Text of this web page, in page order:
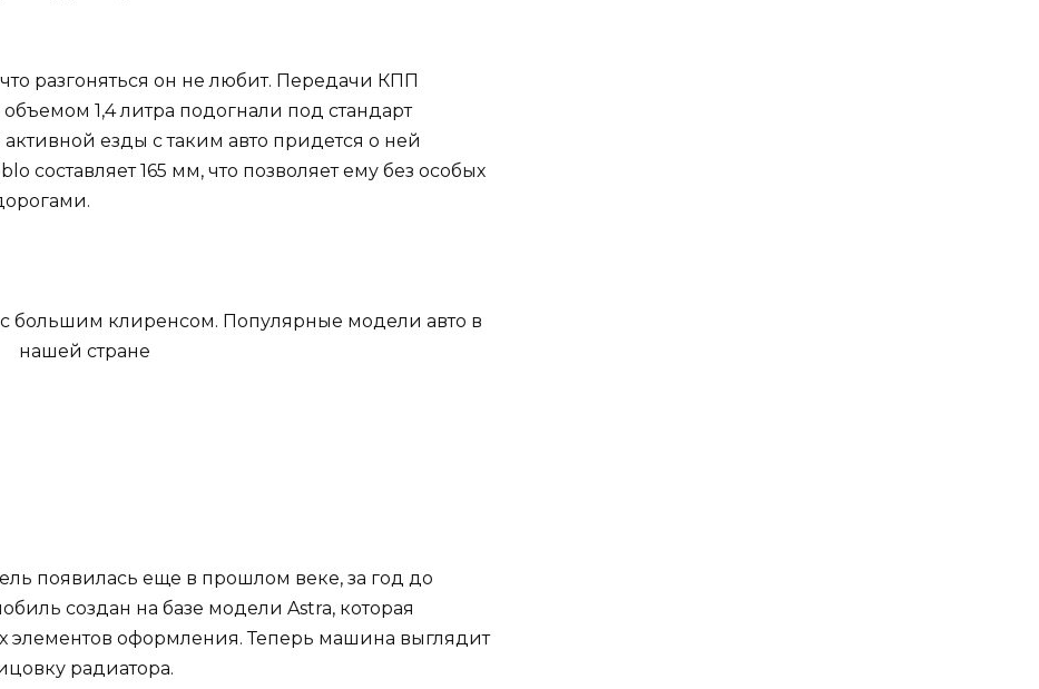
разгоняться он не любит. Передачи КПП
1,4 литра подогнали под стандарт
езды с таким авто придется о ней
составляет 165 мм, что позволяет ему без особых
появилась еще в прошлом веке, за год до
создан на базе модели Astra, которая
элементов оформления. Теперь машина выглядит
радиатора.